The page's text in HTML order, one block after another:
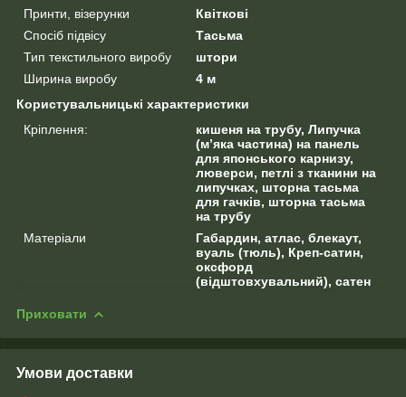
Принти, візерунки
Квіткові
Спосіб підвісу
Тасьма
Тип текстильного виробу
штори
Ширина виробу
4 м
Користувальницькі характеристики
Кріплення:
кишеня на трубу, Липучка
(м’яка частина) на панель
для японського карнизу,
люверси, петлі з тканини на
липучках, шторна тасьма
для гачків, шторна тасьма
на трубу
Матеріали
Габардин, атлас, блекаут,
вуаль (тюль), Креп-сатин,
оксфорд
(відштовхувальний), сатен
Приховати
Умови доставки